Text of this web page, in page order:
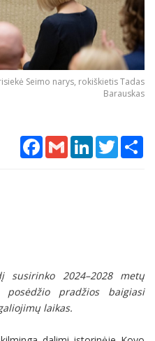
Seimo narys, rokiškietis Tadas
Barauskas
Facebook
Gmail LinkedInTwitter
2024–2028 metų
pradžios baigiasi
laikas.